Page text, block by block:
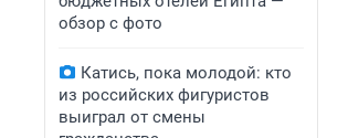
обзор с фото
Катись, пока молодой: кто
из российских фигуристов
выиграл от смены